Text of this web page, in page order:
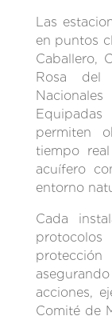
Las
en puntos
Caballero,
Rosa
permiten
tiempo
acuífero
entorno
Cada
acciones,
Comité de